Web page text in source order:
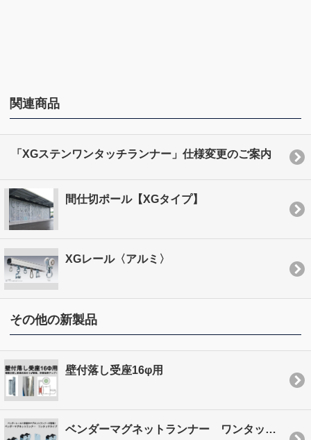
関連商品
「XGステンワンタッチランナー」仕様変更のご案内
間仕切ポール【XGタイプ】
XGレール〈アルミ〉
その他の新製品
壁付落し受座16φ用
ベンダーマグネットランナー ワンタッチタイプ